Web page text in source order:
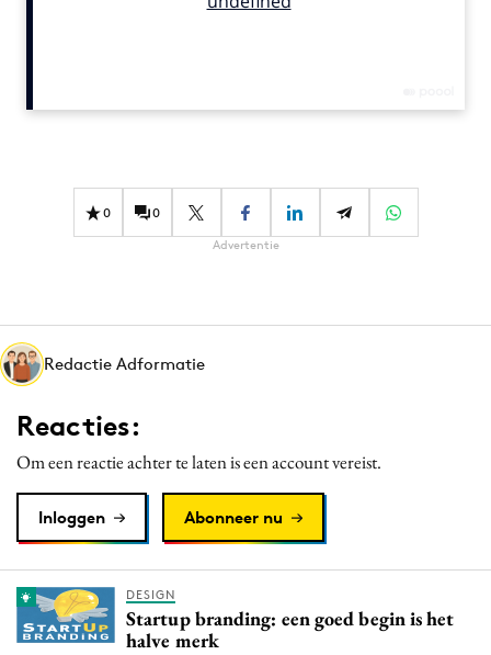
Influencer marketing
Interne communicatie
Media
Merkstrategie
PR
Programmatic
Reputatie & crisis
0 0
Advertentie
Redactie Adformatie
Reacties:
Om een reactie achter te laten is een account vereist.
Inloggen Abonneer nu
DESIGN
Startup branding: een goed begin is het
halve merk